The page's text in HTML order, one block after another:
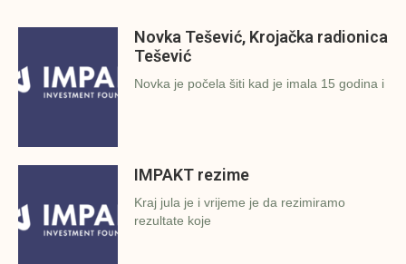
Novka Tešević, Krojačka radionica
Tešević
Novka je počela šiti kad je imala 15 godina i
IMPAKT rezime
Kraj jula je i vrijeme je da rezimiramo
rezultate koje